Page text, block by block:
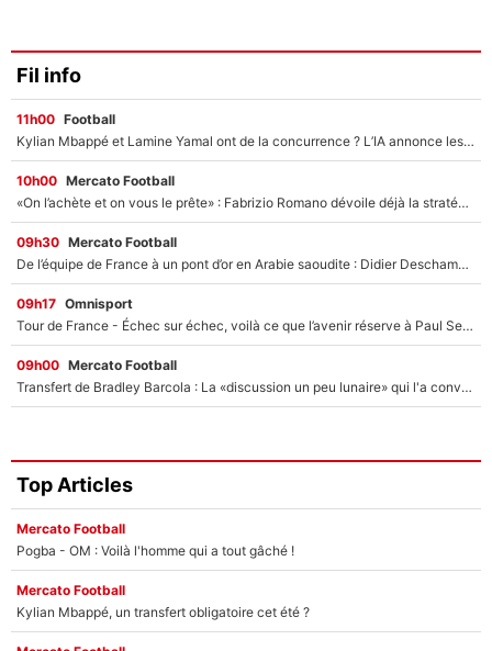
Fil info
11h00 Football
Kylian Mbappé et Lamine Yamal ont de la concurrence ? L’IA annonce les 5 joueurs qui vont dominer le football dans les années à venir !
10h00 Mercato Football
«On l’achète et on vous le prête» : Fabrizio Romano dévoile déjà la stratégie du PSG avec le transfert de Zion Suzuki !
09h30 Mercato Football
De l’équipe de France à un pont d’or en Arabie saoudite : Didier Deschamps a donné sa réponse !
09h17 Omnisport
Tour de France - Échec sur échec, voilà ce que l’avenir réserve à Paul Seixas : «Tant qu’il y aura un Pogacar comme celui-là...»
09h00 Mercato Football
Transfert de Bradley Barcola : La «discussion un peu lunaire» qui l'a convaincu de quitter le PSG, son entourage est pointé du doigt
Top Articles
Mercato Football
Pogba - OM : Voilà l'homme qui a tout gâché !
Mercato Football
Kylian Mbappé, un transfert obligatoire cet été ?